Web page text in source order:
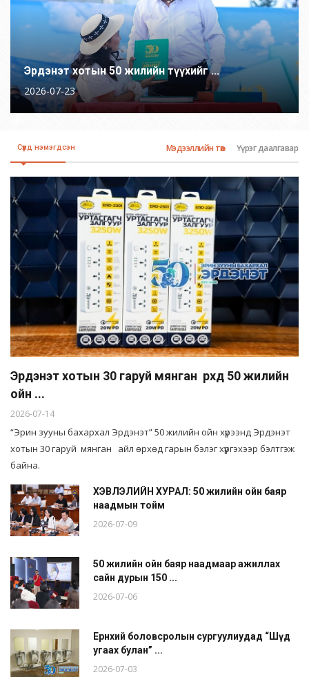
Эрдэнэт хотын 50 жилийн түүхийг ...
2026-07-23
Сүүлд нэмэгдсэн Мэдээллийн төв Үүрэг даалгавар
Эрдэнэт хотын 30 гаруй мянган өрхөд 50 жилийн
ойн ...
2026-07-14
“Эрин зууны бахархал Эрдэнэт” 50 жилийн ойн хүрээнд Эрдэнэт
хотын 30 гаруй мянган айл өрхөд гарын бэлэг хүргэхээр бэлтгэж
байна.
ХЭВЛЭЛИЙН ХУРАЛ: 50 жилийн ойн баяр
наадмын тойм
2026-07-09
50 жилийн ойн баяр наадмаар ажиллах
сайн дурын 150 ...
2026-07-06
Ерөнхий боловсролын сургуулиудад “Шүд
угаах булан” ...
2026-07-03